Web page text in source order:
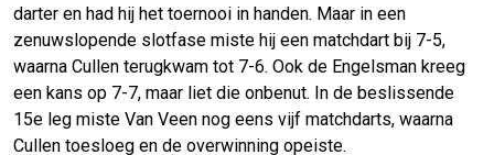
darter en had hij het toernooi in handen. Maar in een
zenuwslopende slotfase miste hij een matchdart bij 7-5,
waarna Cullen terugkwam tot 7-6. Ook de Engelsman kreeg
een kans op 7-7, maar liet die onbenut. In de beslissende
15e leg miste Van Veen nog eens vijf matchdarts, waarna
Cullen toesloeg en de overwinning opeiste.